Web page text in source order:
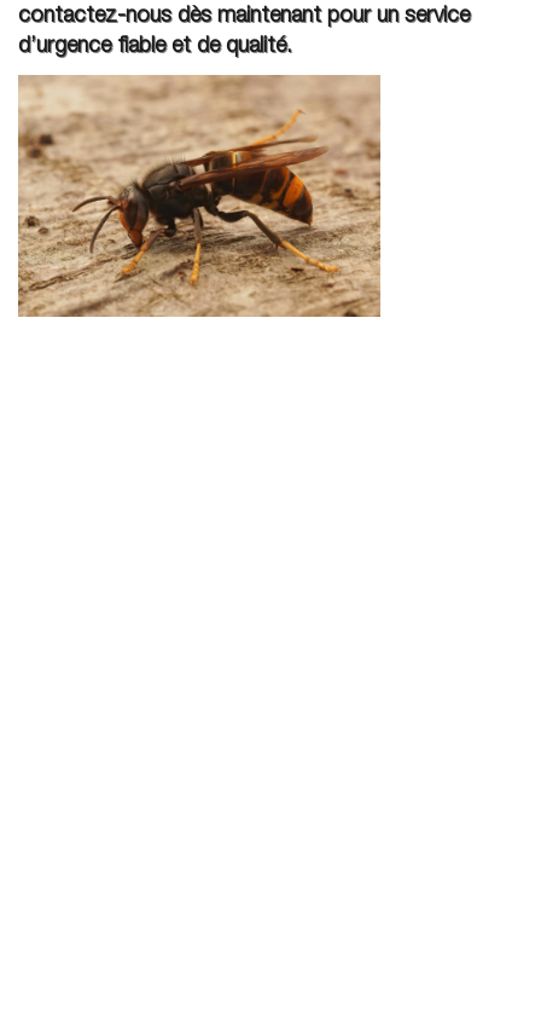
contactez-nous dès maintenant pour un service
d’urgence fiable et de qualité.